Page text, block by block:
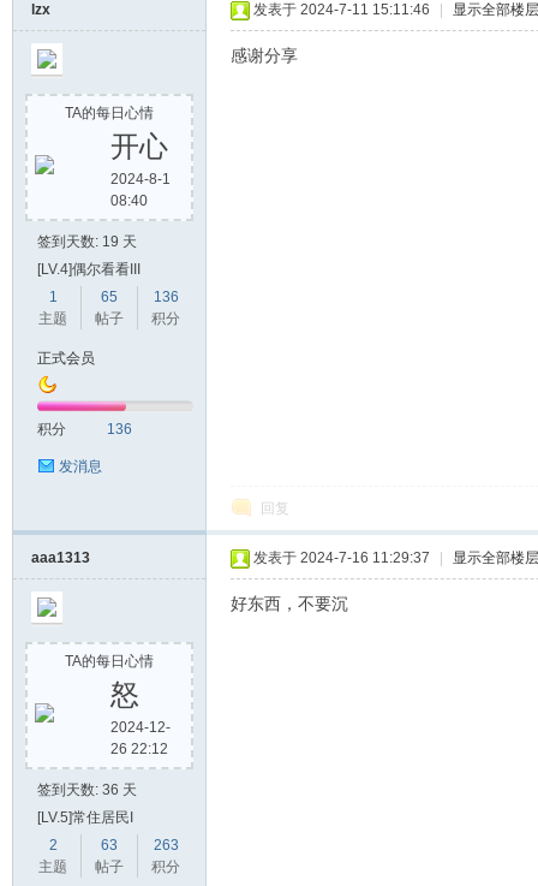
lzx
TA的每日心情
开心
2024-8-1
08:40
签到天数: 19 天
[LV.4]偶尔看看III
1
主题
65
帖子
136
积分
正式会员
积分 136
发消息
发表于 2024-7-11 15:11:46 显示全部楼层
感谢分享
回复
aaa1313
TA的每日心情
怒
2024-12-
26 22:12
签到天数: 36 天
[LV.5]常住居民I
2
主题
63
帖子
263
积分
发表于 2024-7-16 11:29:37 显示全部楼层
好东西，不要沉